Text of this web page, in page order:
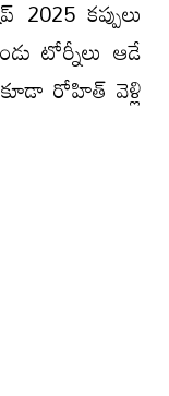
కప్పులు
టోర్నీలు ఆడే
రోహిత్‌ వెళ్లి